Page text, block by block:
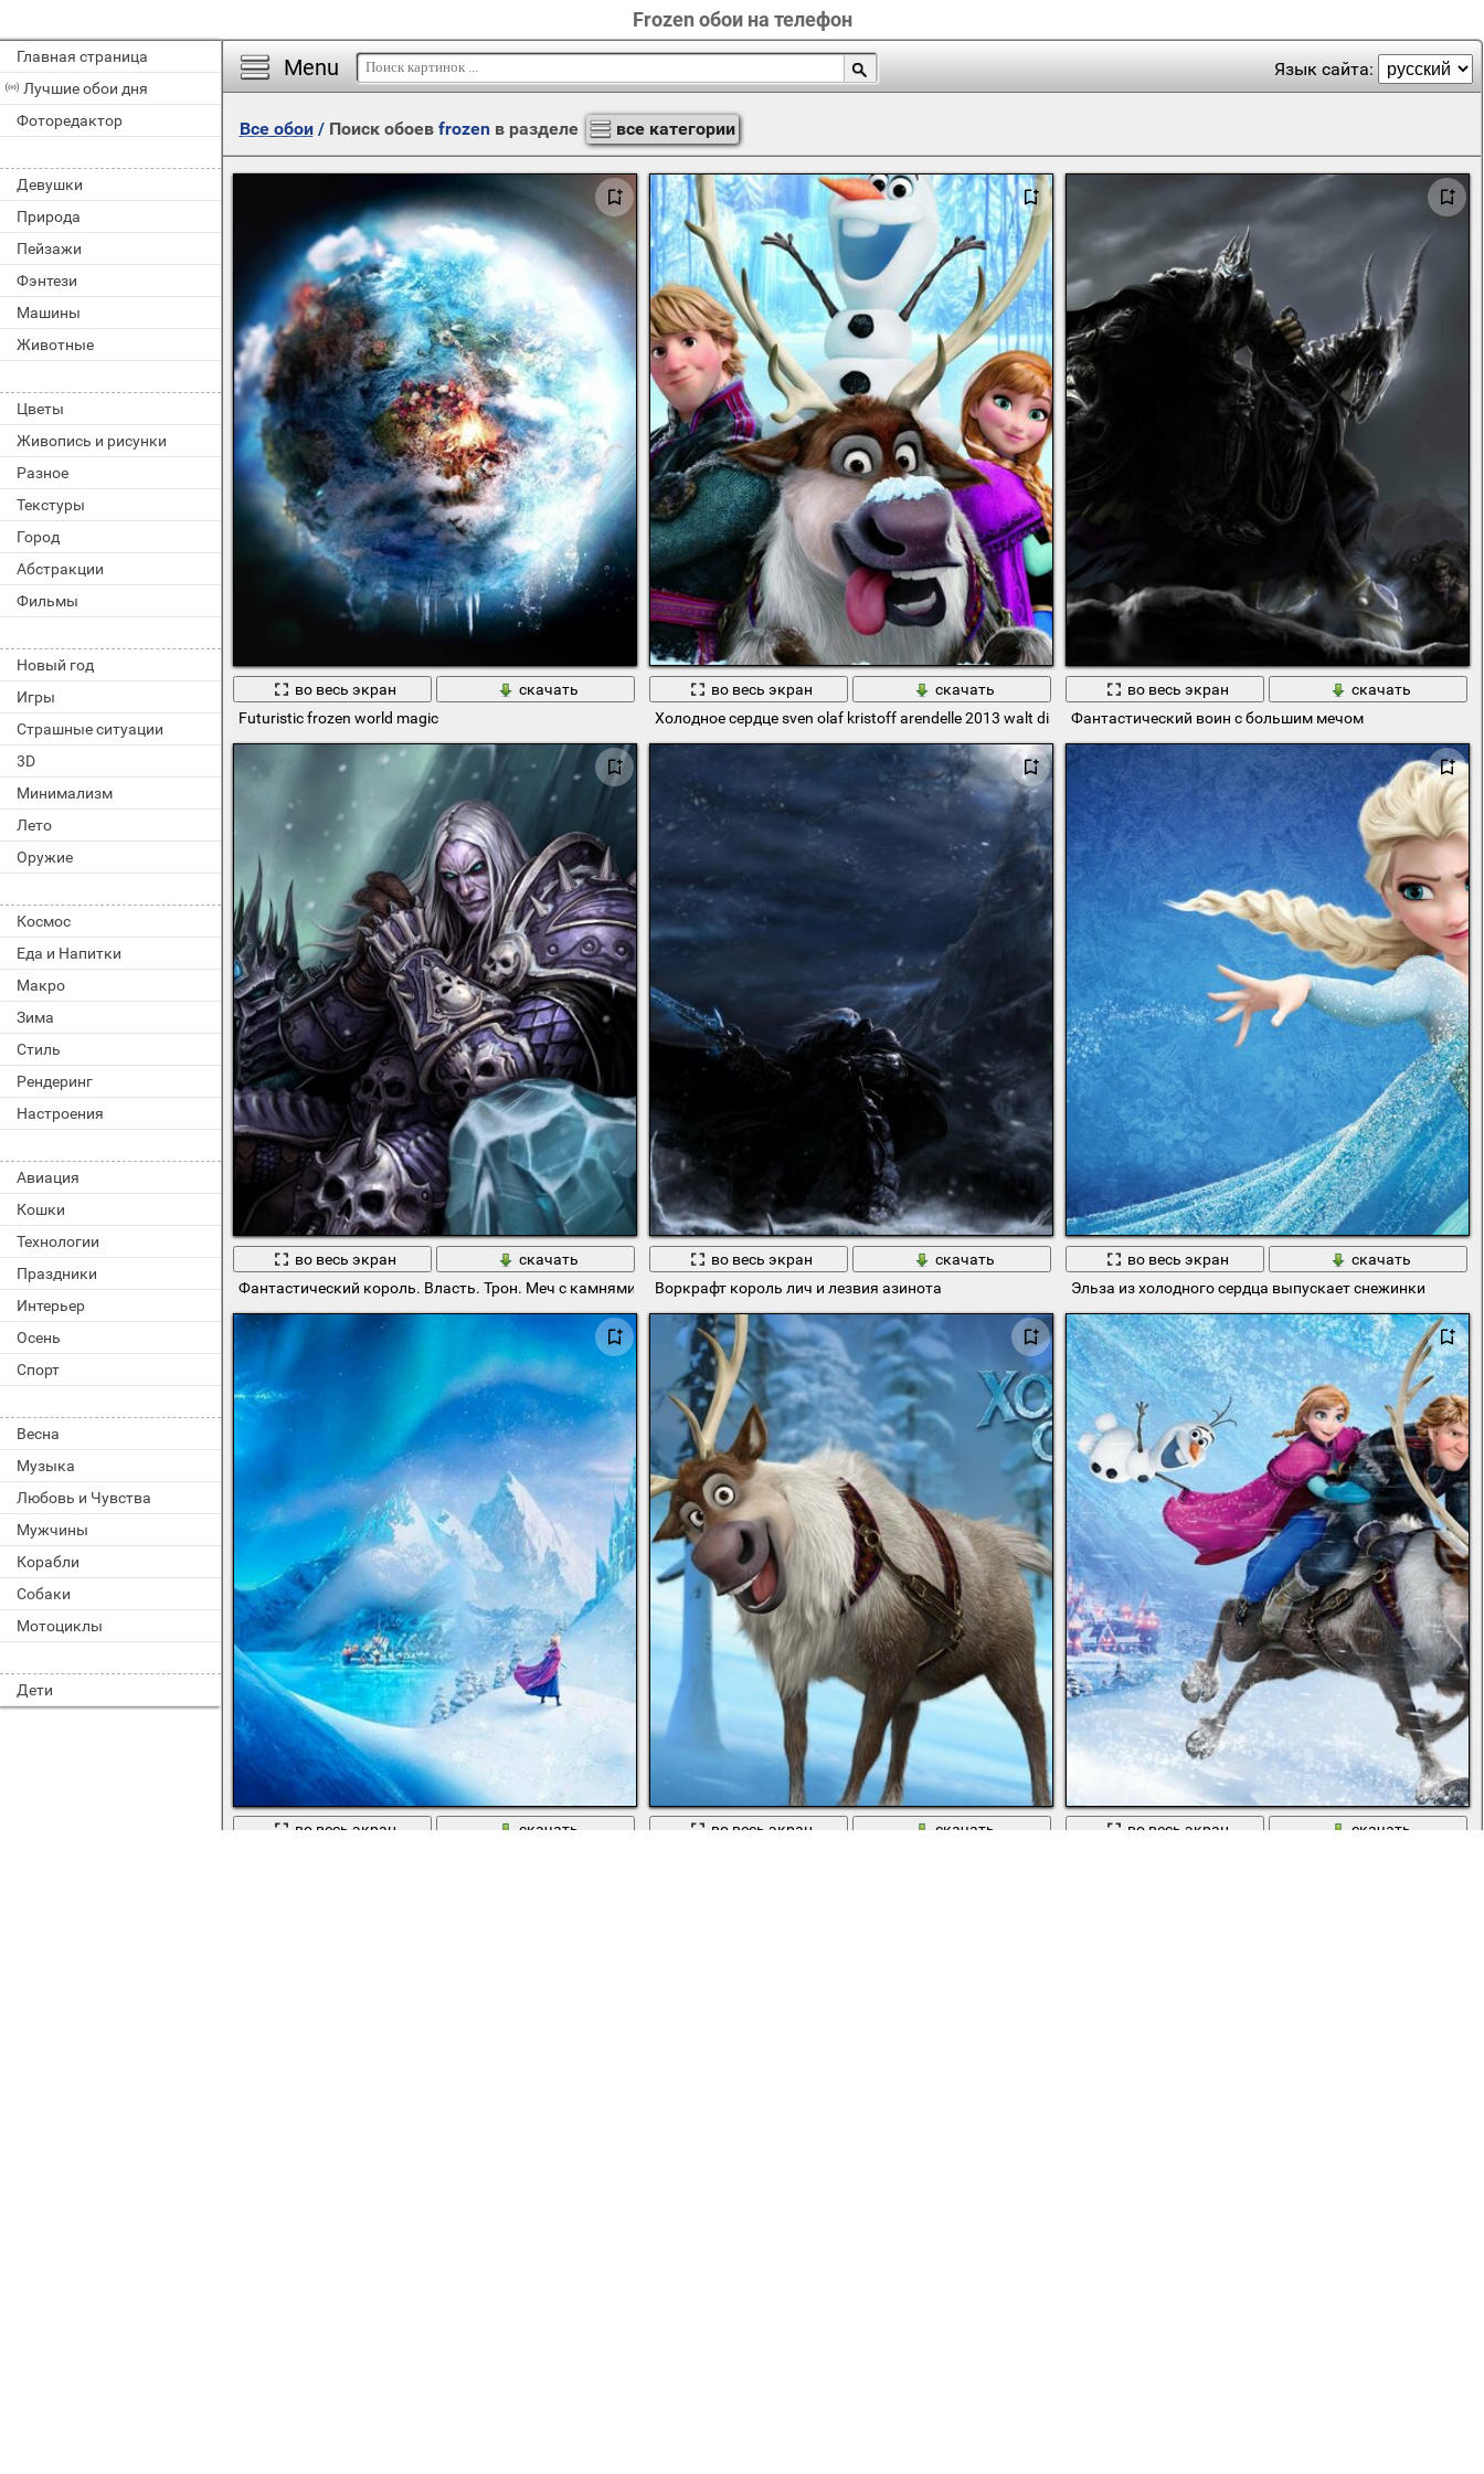
Frozen обои на телефон
Главная страница
Лучшие обои дня
Фоторедактор
Девушки
Природа
Пейзажи
Фэнтези
Машины
Животные
Цветы
Живопись и рисунки
Разное
Текстуры
Город
Абстракции
Фильмы
Новый год
Игры
Страшные ситуации
3D
Минимализм
Лето
Оружие
Космос
Еда и Напитки
Макро
Зима
Стиль
Рендеринг
Настроения
Авиация
Кошки
Технологии
Праздники
Интерьер
Осень
Спорт
Весна
Музыка
Любовь и Чувства
Мужчины
Корабли
Собаки
Мотоциклы
Дети
Menu Язык сайта:
Все обои/ Поиск обоев frozenв разделе все категории
во весь экран
скачать
Futuristic frozen world magic
во весь экран
скачать
Холодное сердце sven olaf kristoff arendelle 2013 walt disney anna frozen
во весь экран
скачать
Фантастический воин с большим мечом
во весь экран
скачать
Фантастический король. Власть. Трон. Меч с камнями
во весь экран
скачать
Воркрафт король лич и лезвия азинота
во весь экран
скачать
Эльза из холодного сердца выпускает снежинки
во весь экран
скачать
во весь экран
скачать
во весь экран
скачать